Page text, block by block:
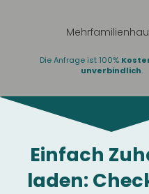
Die Anfrage ist 100%
unverbindlich.
Einfach
laden: